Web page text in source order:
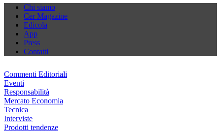
Chi siamo
Cer Magazine
Edicola
App
Press
Contatti
Commenti Editoriali
Eventi
Responsabilità
Mercato Economia
Tecnica
Interviste
Prodotti tendenze